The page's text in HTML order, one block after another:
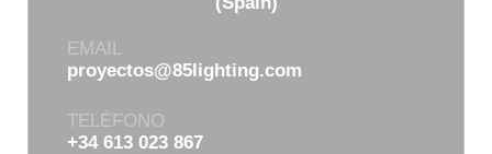
EMAIL
proyectos@85lighting.com
TELÉFONO
+34 613 023 867